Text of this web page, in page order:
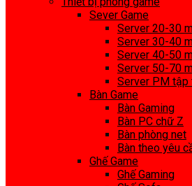
Sever Game
Server 20-30
Server 30-40
Server 40-50
Server 50-70
Server PM tập
Bàn Game
Bàn Gaming
Bàn PC chữ Z
Bàn phòng net
Bàn theo yêu
Ghế Game
Ghế Gaming